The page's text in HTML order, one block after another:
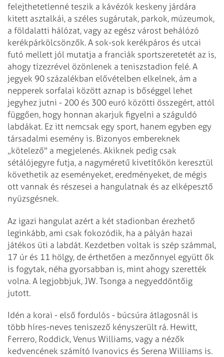
felejthetetlenné teszik a kávézók keskeny járdára
kitett asztalkái, a széles sugárutak, parkok, múzeumok,
a földalatti hálózat, vagy az egész várost behálózó
kerékpárkölcsönzők. A sok-sok kerékpáros és utcai
futó mellett jól mutatja a franciák sportszeretetét az is,
ahogy tízezrével özönlenek a teniszstadion felé. A
jegyek 90 százalékban elővételben elkelnek, ám a
nepperek sorfalai között aznap is bőséggel lehet
jegyhez jutni - 200 és 300 euró közötti összegért, attól
függően, hogy honnan akarjuk figyelni a száguldó
labdákat. Ez itt nemcsak egy sport, hanem egyben egy
társadalmi esemény is. Bizonyos embereknek
„kötelező" a megjelenés. Akiknek pedig csak
sétálójegyre futja, a nagyméretű kivetítőkön keresztül
követhetik az eseményeket, eredményeket, de mégis
ott vannak és részesei a hangulatnak és az elképesztő
nyüzsgésnek.
Az igazi hangulat azért a két stadionban érezhető
leginkább, ami csak fokozódik, ha a pályán hazai
játékos üti a labdát. Kezdetben voltak is szép számmal,
17 úr és 11 hölgy, de érthetően a mezőnnyel együtt ők
is fogytak, néha gyorsabban is, mint ahogy szerették
volna. A legjobbjuk, JW. Tsonga a negyeddöntőig
jutott.
Idén a korai - első fordulós - búcsúra átlagosnál is
több híres-neves teniszező kényszerült rá. Hewitt,
Ferrero, Roddick, Venus Williams, vagy a nézők
kedvencének számító Ivanovics és Serena Williams is.